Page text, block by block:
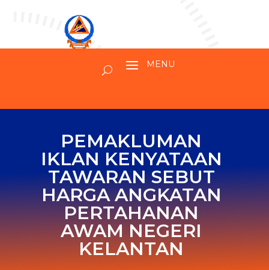
PEMAKLUMAN
IKLAN KENYATAAN
TAWARAN SEBUT
HARGA ANGKATAN
PERTAHANAN
AWAM NEGERI
KELANTAN